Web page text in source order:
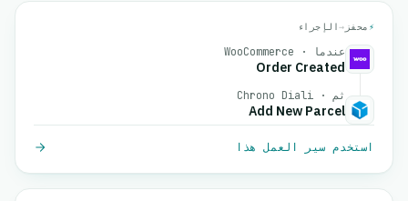
⚡ محفز →الإجراء
عندما · WooCommerce
Order Created
ثم · Chrono Diali
Add New Parcel
استخدم سير العمل هذا